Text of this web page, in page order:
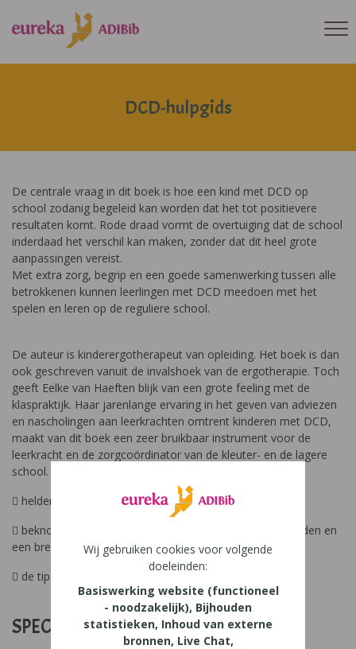
DCD-hulpgids
De centrale vraag in dit boek is hoe een kind met DCD op
school zodanig begeleid kan worden dat het tot positievere
resultaten komt. Rode draad vormt de overtuiging dat de school
inderdaad het verschil kan maken, zonder dat dit heel grote
aanpassingen vereist.
Met extra zorg, begrip en een goede samenwerking tussen alle
betrokkenen kunnen leerlingen met DCD meedoen met het
spelen en leren op de reguliere school.
De auteur is kinderergotherapeut van opleiding. Het boek is dan
ook geschreven vanuit de invalshoek van de ergotherapie. Toch
geeft Eelke van Haeften blijk van een grote feeling met de
klaspraktijk. Haar jarenlange ervaring in het geven van adviezen
en nascholingen aan leerkrachten omtrent kinderen met DCD,
maakt van dit boek een zeer bruikbaar instrument voor de
leerkracht en de zorgcoördinator van de kleuter- en de lagere
school.
 helder taalgebruik en overzichtelijke lay-out
 beknopte achtergrondinformatie, veel praktijkvoorbeelden en
een brede waaier aan tips
 de tips zijn zeer bruikbaar en eenvoudig toe te passen
SPECIFICATIES:
Wij gebruiken cookies voor volgende
doeleinden:
Basiswerking website (functioneel
- noodzakelijk), Bijhouden
statistieken, Inhoud van externe
bronnen, Live Chat,